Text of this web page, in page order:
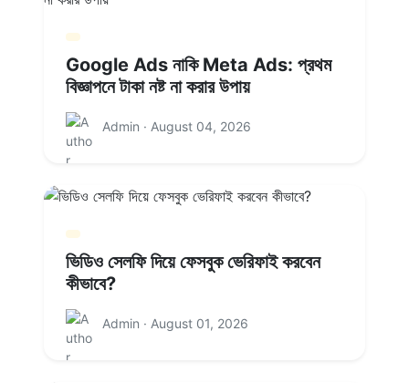
Google Ads নাকি Meta Ads: প্রথম
বিজ্ঞাপনে টাকা নষ্ট না করার উপায়
Admin · August 04, 2026
ভিডিও সেলফি দিয়ে ফেসবুক ভেরিফাই করবেন
কীভাবে?
Admin · August 01, 2026